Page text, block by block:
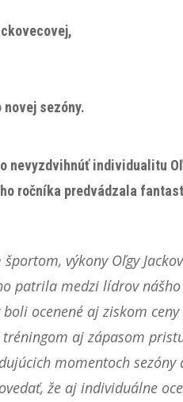
sezóny.
nevyzdvihnúť individualitu
ročníka predvádzala
výkony Oľgy
patrila medzi lídrov
ocenené aj ziskom
aj zápasom
momentoch
že aj individuálne